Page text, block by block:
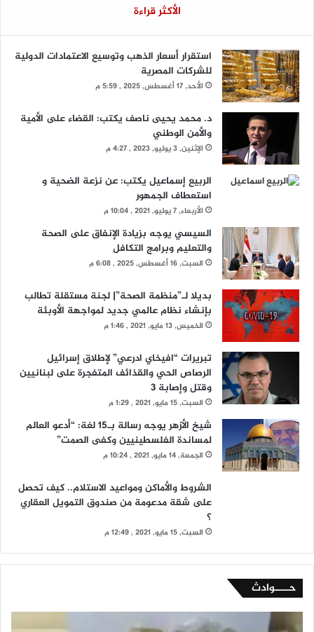
الأكثر قراءة
استقرار أسعار الذهب وتوسيع الاعتمادات الدولية
للشركات المصرية
الأحد, 17 أغسطس, 2025 , 5:59 م
د. محمد يحيى ناصف يكتب: القضاء على الأمية
والأمن الوطني
الإثنين, 3 يوليو, 2023 , 4:27 م
الربيع إسماعيل يكتب: عن نزعة الضحية و
استعطاف الجمهور
الأربعاء, 7 يوليو, 2021 , 10:04 م
السيسي يوجه بزيادة الإنفاق على الصحة
والتعليم وبرامج التكافل
السبت, 16 أغسطس, 2025 , 6:08 م
بديلا لـ”منظمة الصحة”| لجنة مستقلة تطالب
بإنشاء نظام عالمي جديد لمواجهة الأوبئة
الخميس, 13 مايو, 2021 , 1:46 م
تبريرات “افيخاي ادرعي” لإطلاق إسرائيل
الرصاص الحي والقذائف المتفجرة على لبنانيين
وقتل وإصابة 3
السبت, 15 مايو, 2021 , 1:29 م
شيخ الأزهر يوجه رسالة بـ15 لغة: “أدعو العالم
لمساندة الفلسطينيين وكفى الصمت”
الجمعة, 14 مايو, 2021 , 10:24 م
الشروط والأماكن ومواعيد الاستلام.. كيف تحصل
على شقة مدعومة من صندوق التمويل العقاري
؟
السبت, 15 مايو, 2021 , 12:49 م
حــــوادث